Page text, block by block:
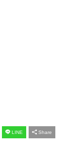
LINE Share